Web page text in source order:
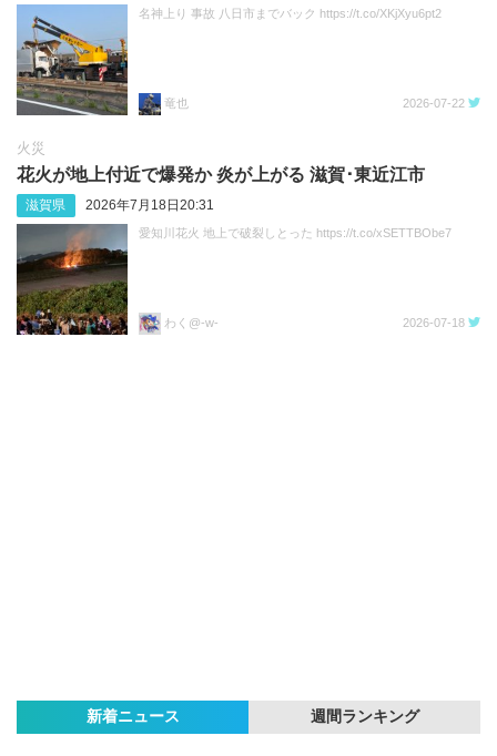
名神上り 事故 八日市までバック https://t.co/XKjXyu6pt2
竜也 2026-07-22
火災
花火が地上付近で爆発か 炎が上がる 滋賀･東近江市
滋賀県 2026年7月18日20:31
愛知川花火 地上で破裂しとった https://t.co/xSETTBObe7
わく@-w- 2026-07-18
新着ニュース 週間ランキング